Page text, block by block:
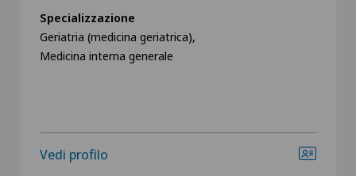
Specializzazione
Geriatria (medicina geriatrica),
Medicina interna generale
Vedi profilo